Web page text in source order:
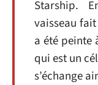
Starship.
vaisseau
a été peinte
qui est un
s’échange